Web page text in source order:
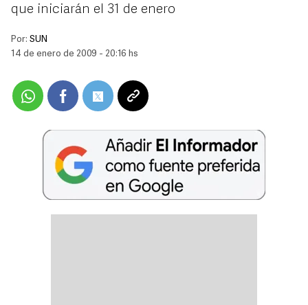
que iniciarán el 31 de enero
Por: SUN
14 de enero de 2009 - 20:16 hs